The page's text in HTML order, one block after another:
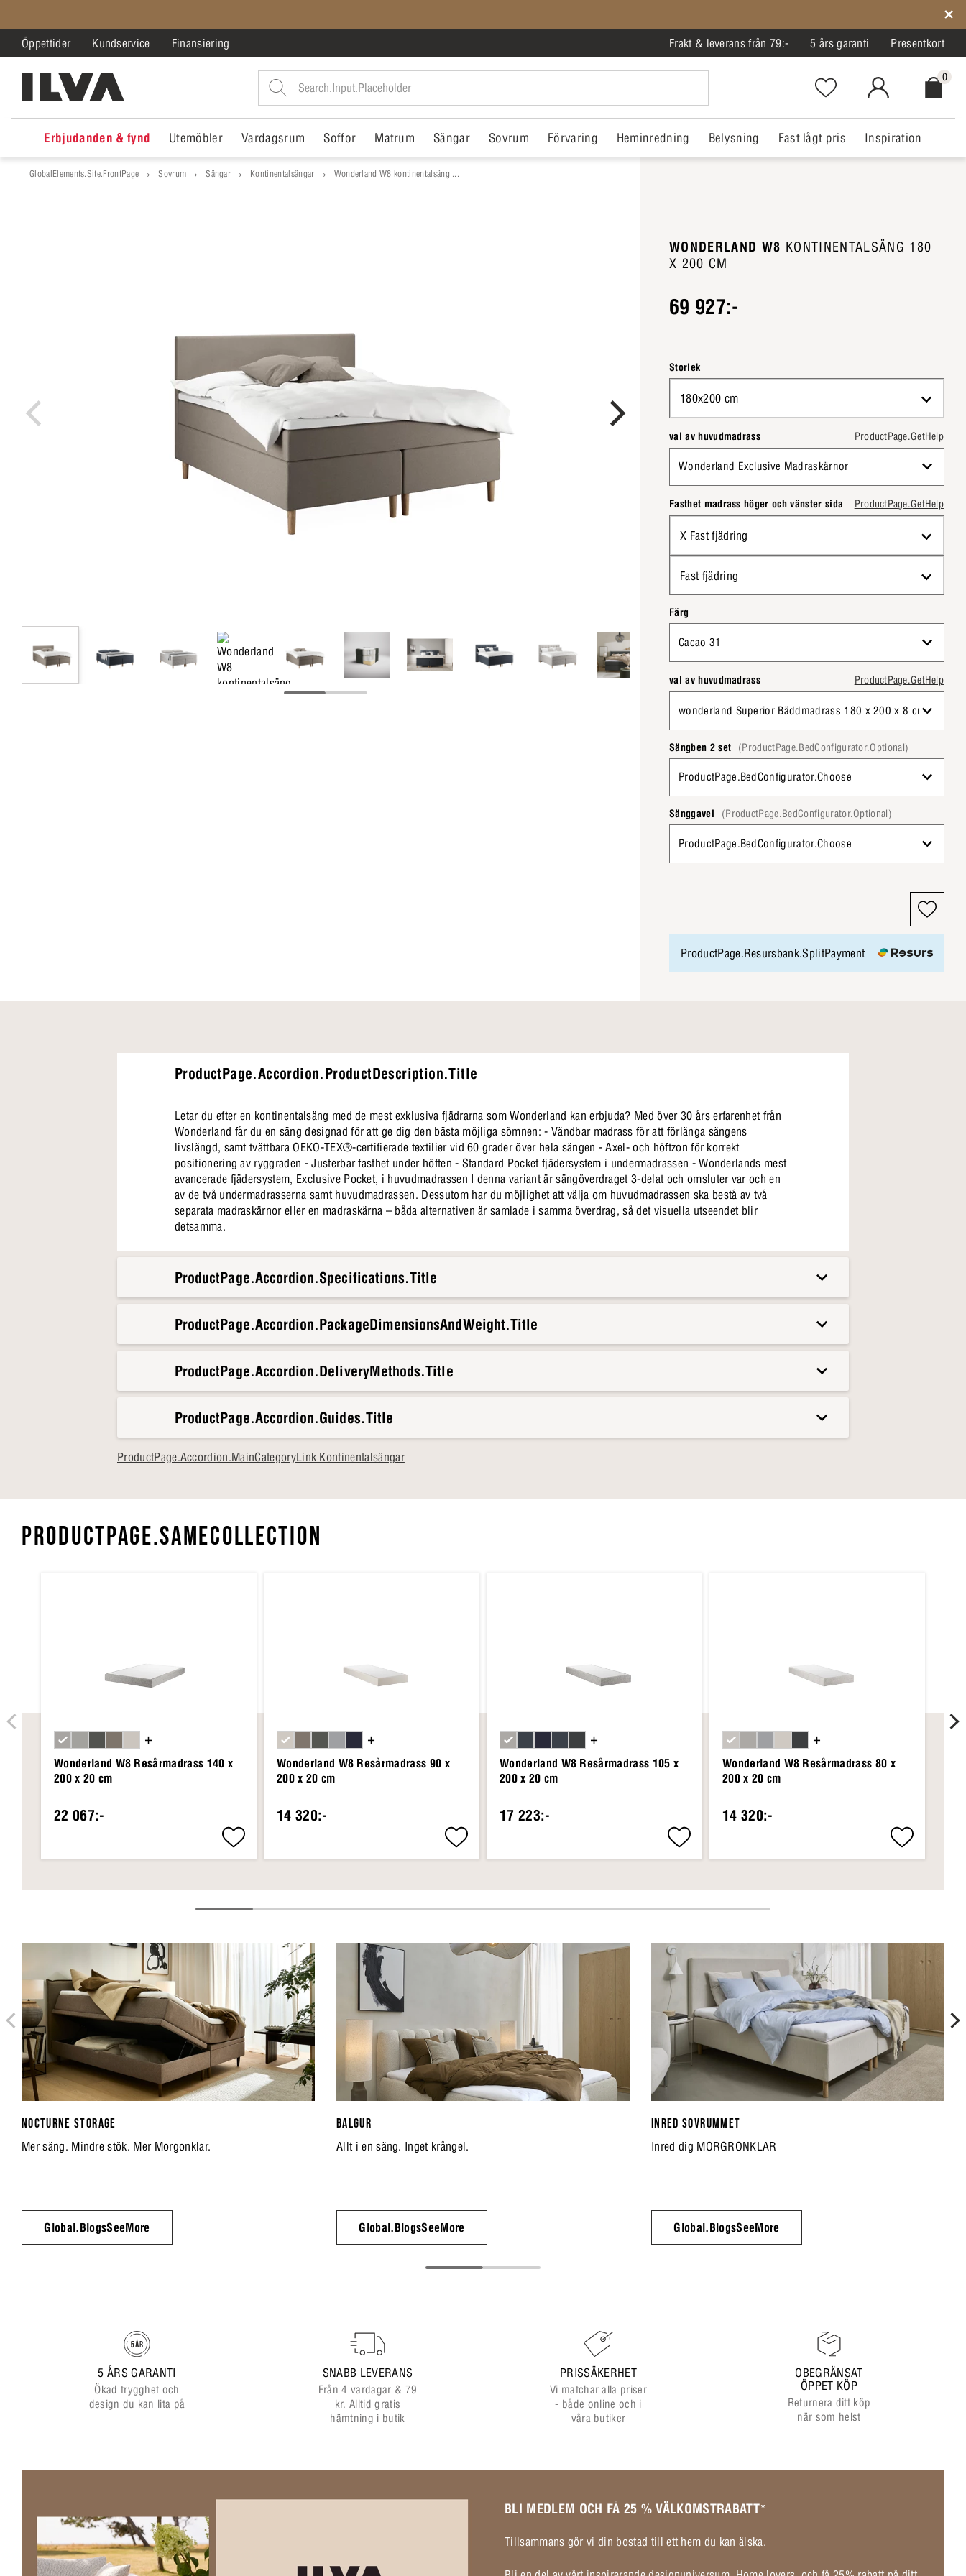
Öppettider Kundservice Finansiering Frakt & leverans från 79:- 5 års garanti Presentkort
Favorites.NavigationButton.Text
MitIlva.Login
0
Erbjudanden & fynd Utemöbler Vardagsrum Soffor Matrum Sängar Sovrum Förvaring Heminredning Belysning Fast lågt pris Inspiration
GlobalElements.Site.FrontPage Sovrum Sängar Kontinentalsängar Wonderland W8 kontinentalsäng ...
WONDERLAND W8 KONTINENTALSÄNG 180
X 200 CM
69 927:-
Storlek
180x200 cm
val av huvudmadrass ProductPage.GetHelp
Wonderland Exclusive Madraskärnor
Fasthet madrass höger och vänster sida ProductPage.GetHelp
X Fast fjädring
Fast fjädring
Färg
Cacao 31
val av huvudmadrass ProductPage.GetHelp
wonderland Superior Bäddmadrass 180 x 200 x 8 cm
Sängben 2 set (ProductPage.BedConfigurator.Optional)
ProductPage.BedConfigurator.Choose
Sänggavel (ProductPage.BedConfigurator.Optional)
ProductPage.BedConfigurator.Choose
ProductPage.Resursbank.SplitPayment
ProductPage.Accordion.ProductDescription.Title
Letar du efter en kontinentalsäng med de mest exklusiva fjädrarna som Wonderland kan erbjuda? Med över 30 års erfarenhet från
Wonderland får du en säng designad för att ge dig den bästa möjliga sömnen: - Vändbar madrass för att förlänga sängens
livslängd, samt tvättbara OEKO-TEX®-certifierade textilier vid 60 grader över hela sängen - Axel- och höftzon för korrekt
positionering av ryggraden - Justerbar fasthet under höften - Standard Pocket fjädersystem i undermadrassen - Wonderlands mest
avancerade fjädersystem, Exclusive Pocket, i huvudmadrassen I denna variant är sängöverdraget 3-delat och omsluter var och en
av de två undermadrasserna samt huvudmadrassen. Dessutom har du möjlighet att välja om huvudmadrassen ska bestå av två
separata madraskärnor eller en madraskärna – båda alternativen är samlade i samma överdrag, så det visuella utseendet blir
detsamma.
ProductPage.Accordion.Specifications.Title
ProductPage.Accordion.PackageDimensionsAndWeight.Title
ProductPage.Accordion.DeliveryMethods.Title
ProductPage.Accordion.Guides.Title
ProductPage.Accordion.MainCategoryLink Kontinentalsängar
PRODUCTPAGE.SAMECOLLECTION
Wonderland W8 Resårmadrass 140 x
200 x 20 cm
22 067:-
+
Wonderland W8 Resårmadrass 90 x
200 x 20 cm
14 320:-
+
Wonderland W8 Resårmadrass 105 x
200 x 20 cm
17 223:-
+
Wonderland W8 Resårmadrass 80 x
200 x 20 cm
14 320:-
+
NOCTURNE STORAGE
Mer säng. Mindre stök. Mer Morgonklar.
Global.BlogsSeeMore
BALGUR
Allt i en säng. Inget krångel.
Global.BlogsSeeMore
INRED SOVRUMMET
Inred dig MORGRONKLAR
Global.BlogsSeeMore
5 ÅRS GARANTI
Ökad trygghet och
design du kan lita på
SNABB LEVERANS
Från 4 vardagar & 79
kr. Alltid gratis
hämtning i butik
PRISSÄKERHET
Vi matchar alla priser
- både online och i
våra butiker
OBEGRÄNSAT
ÖPPET KÖP
Returnera ditt köp
när som helst
BLI MEDLEM OCH FÅ 25 % VÄLKOMSTRABATT*
Tillsammans gör vi din bostad till ett hem du kan älska.